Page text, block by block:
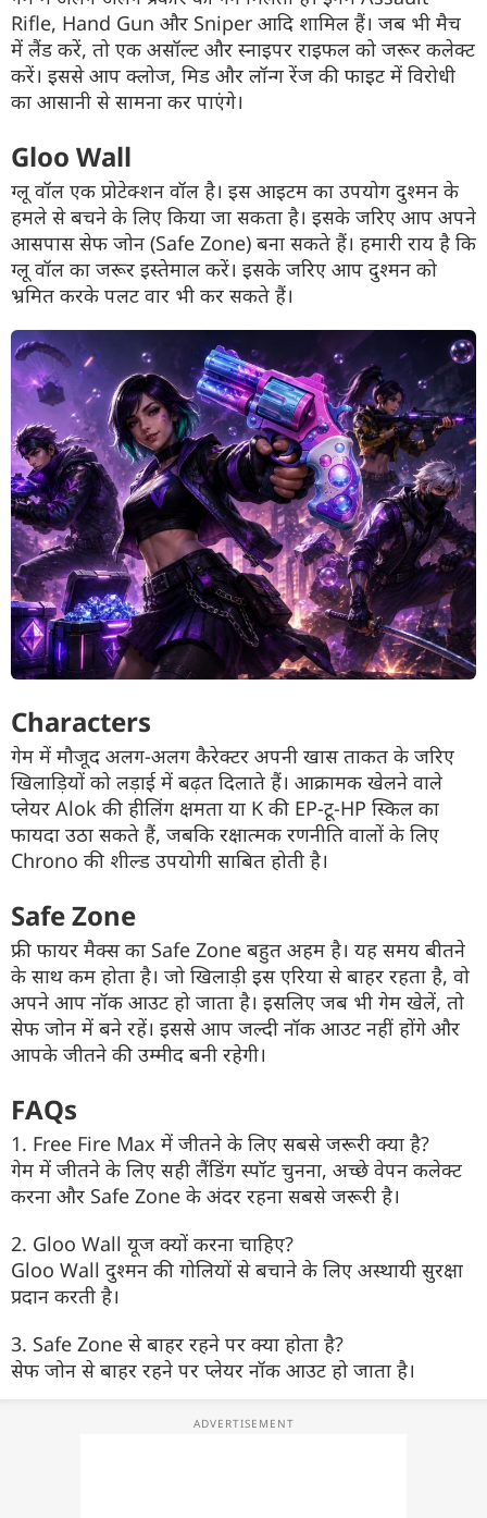
Rifle, Hand Gun और Sniper आदि शामिल हैं। जब भी मैच
में लैंड करें, तो एक असॉल्ट और स्नाइपर राइफल को जरूर कलेक्ट
करें। इससे आप क्लोज, मिड और लॉन्ग रेंज की फाइट में विरोधी
का आसानी से सामना कर पाएंगे।
Gloo Wall
ग्लू वॉल एक प्रोटेक्शन वॉल है। इस आइटम का उपयोग दुश्मन के
हमले से बचने के लिए किया जा सकता है। इसके जरिए आप अपने
आसपास सेफ जोन (Safe Zone) बना सकते हैं। हमारी राय है कि
ग्लू वॉल का जरूर इस्तेमाल करें। इसके जरिए आप दुश्मन को
भ्रमित करके पलट वार भी कर सकते हैं।
Characters
गेम में मौजूद अलग-अलग कैरेक्टर अपनी खास ताकत के जरिए
खिलाड़ियों को लड़ाई में बढ़त दिलाते हैं। आक्रामक खेलने वाले
प्लेयर Alok की हीलिंग क्षमता या K की EP-टू-HP स्किल का
फायदा उठा सकते हैं, जबकि रक्षात्मक रणनीति वालों के लिए
Chrono की शील्ड उपयोगी साबित होती है।
Safe Zone
फ्री फायर मैक्स का Safe Zone बहुत अहम है। यह समय बीतने
के साथ कम होता है। जो खिलाड़ी इस एरिया से बाहर रहता है, वो
अपने आप नॉक आउट हो जाता है। इसलिए जब भी गेम खेलें, तो
सेफ जोन में बने रहें। इससे आप जल्दी नॉक आउट नहीं होंगे और
आपके जीतने की उम्मीद बनी रहेगी।
FAQs
1. Free Fire Max में जीतने के लिए सबसे जरूरी क्या है?
गेम में जीतने के लिए सही लैंडिंग स्पॉट चुनना, अच्छे वेपन कलेक्ट
करना और Safe Zone के अंदर रहना सबसे जरूरी है।
2. Gloo Wall यूज क्यों करना चाहिए?
Gloo Wall दुश्मन की गोलियों से बचाने के लिए अस्थायी सुरक्षा
प्रदान करती है।
3. Safe Zone से बाहर रहने पर क्या होता है?
सेफ जोन से बाहर रहने पर प्लेयर नॉक आउट हो जाता है।